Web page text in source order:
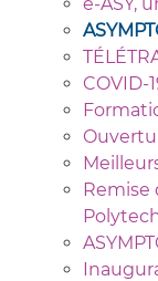
COVID-
Remise